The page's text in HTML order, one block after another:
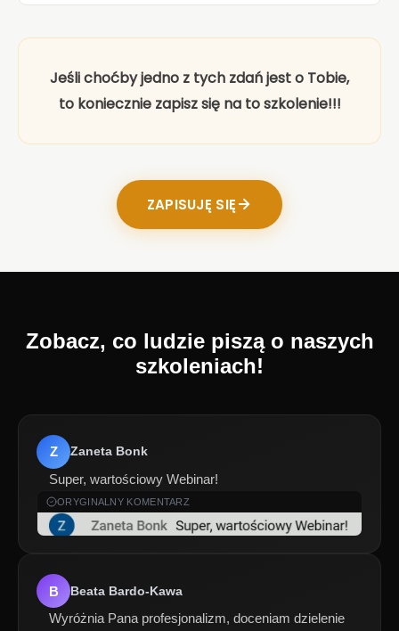
Jeśli choćby jedno z tych zdań jest o Tobie,
to koniecznie zapisz się na to szkolenie!!!
ZAPISUJĘ SIĘ
Zobacz, co ludzie piszą o naszych
szkoleniach!
Z Zaneta Bonk
Super, wartościowy Webinar!
ORYGINALNY KOMENTARZ
B Beata Bardo-Kawa
Wyróżnia Pana profesjonalizm, doceniam dzielenie